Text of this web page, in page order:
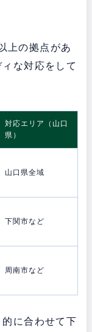
上の拠点があ
な対応をして
対応エリア（山口
県）
山口県全域
下関市など
周南市など
に合わせて下